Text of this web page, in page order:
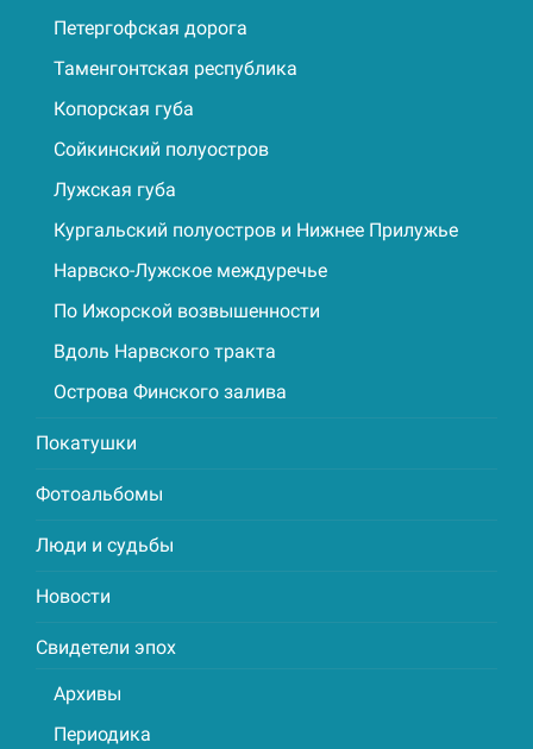
Петергофская дорога
Таменгонтская республика
Копорская губа
Сойкинский полуостров
Лужская губа
Кургальский полуостров и Нижнее Прилужье
Нарвско-Лужское междуречье
По Ижорской возвышенности
Вдоль Нарвского тракта
Острова Финского залива
Покатушки
Фотоальбомы
Люди и судьбы
Новости
Свидетели эпох
Архивы
Периодика